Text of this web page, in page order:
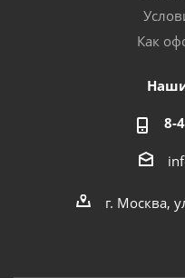
Как
8-
г. Москва,